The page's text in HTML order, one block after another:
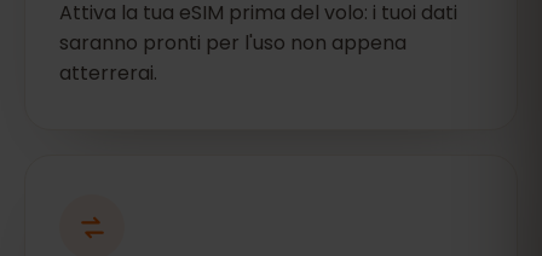
Attiva la tua eSIM prima del volo: i tuoi dati
saranno pronti per l'uso non appena
atterrerai.